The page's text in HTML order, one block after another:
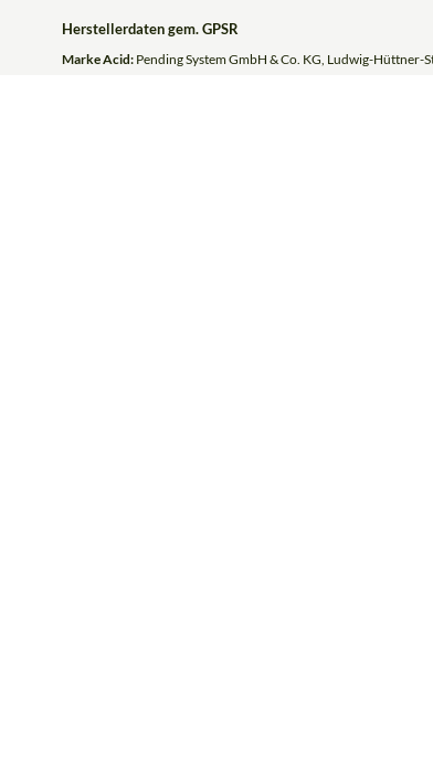
Herstellerdaten gem. GPSR
Marke Acid: Pending System GmbH & Co. KG, Ludwig-